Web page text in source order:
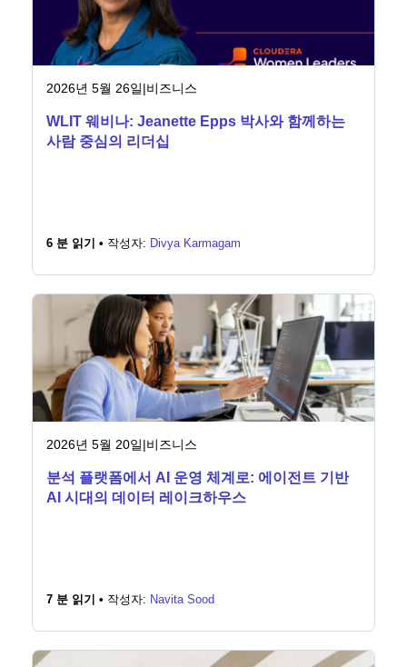
2026년 5월 26일|비즈니스
WLIT 웨비나: Jeanette Epps 박사와 함께하는
사람 중심의 리더십
6 분 읽기 • 작성자: Divya Karmagam
2026년 5월 20일|비즈니스
분석 플랫폼에서 AI 운영 체계로: 에이전트 기반
AI 시대의 데이터 레이크하우스
7 분 읽기 • 작성자: Navita Sood